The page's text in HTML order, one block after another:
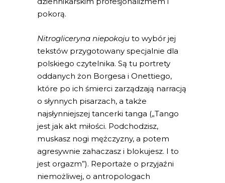
pokorą.
Nitrogliceryna niepokoju to wybór jej
tekstów przygotowany specjalnie dla
polskiego czytelnika. Są tu portrety
oddanych żon Borgesa i Onettiego,
które po ich śmierci zarządzają narracją
o słynnych pisarzach, a także
najsłynniejszej tancerki tanga („Tango
jest jak akt miłości. Podchodzisz,
muskasz nogi mężczyzny, a potem
agresywnie zahaczasz i blokujesz. I to
jest orgazm”). Reportaże o przyjaźni
niemożliwej, o antropologach